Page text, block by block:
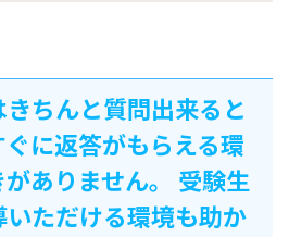
ちんと質問出来ると
に返答がもらえる環
ありません。 受験生
ただける環境も助か